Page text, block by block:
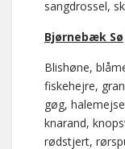
sangdrossel,
Bjørnebæk Sø
Blishøne,
fiskehejre,
gøg,
knarand,
rødstjert,